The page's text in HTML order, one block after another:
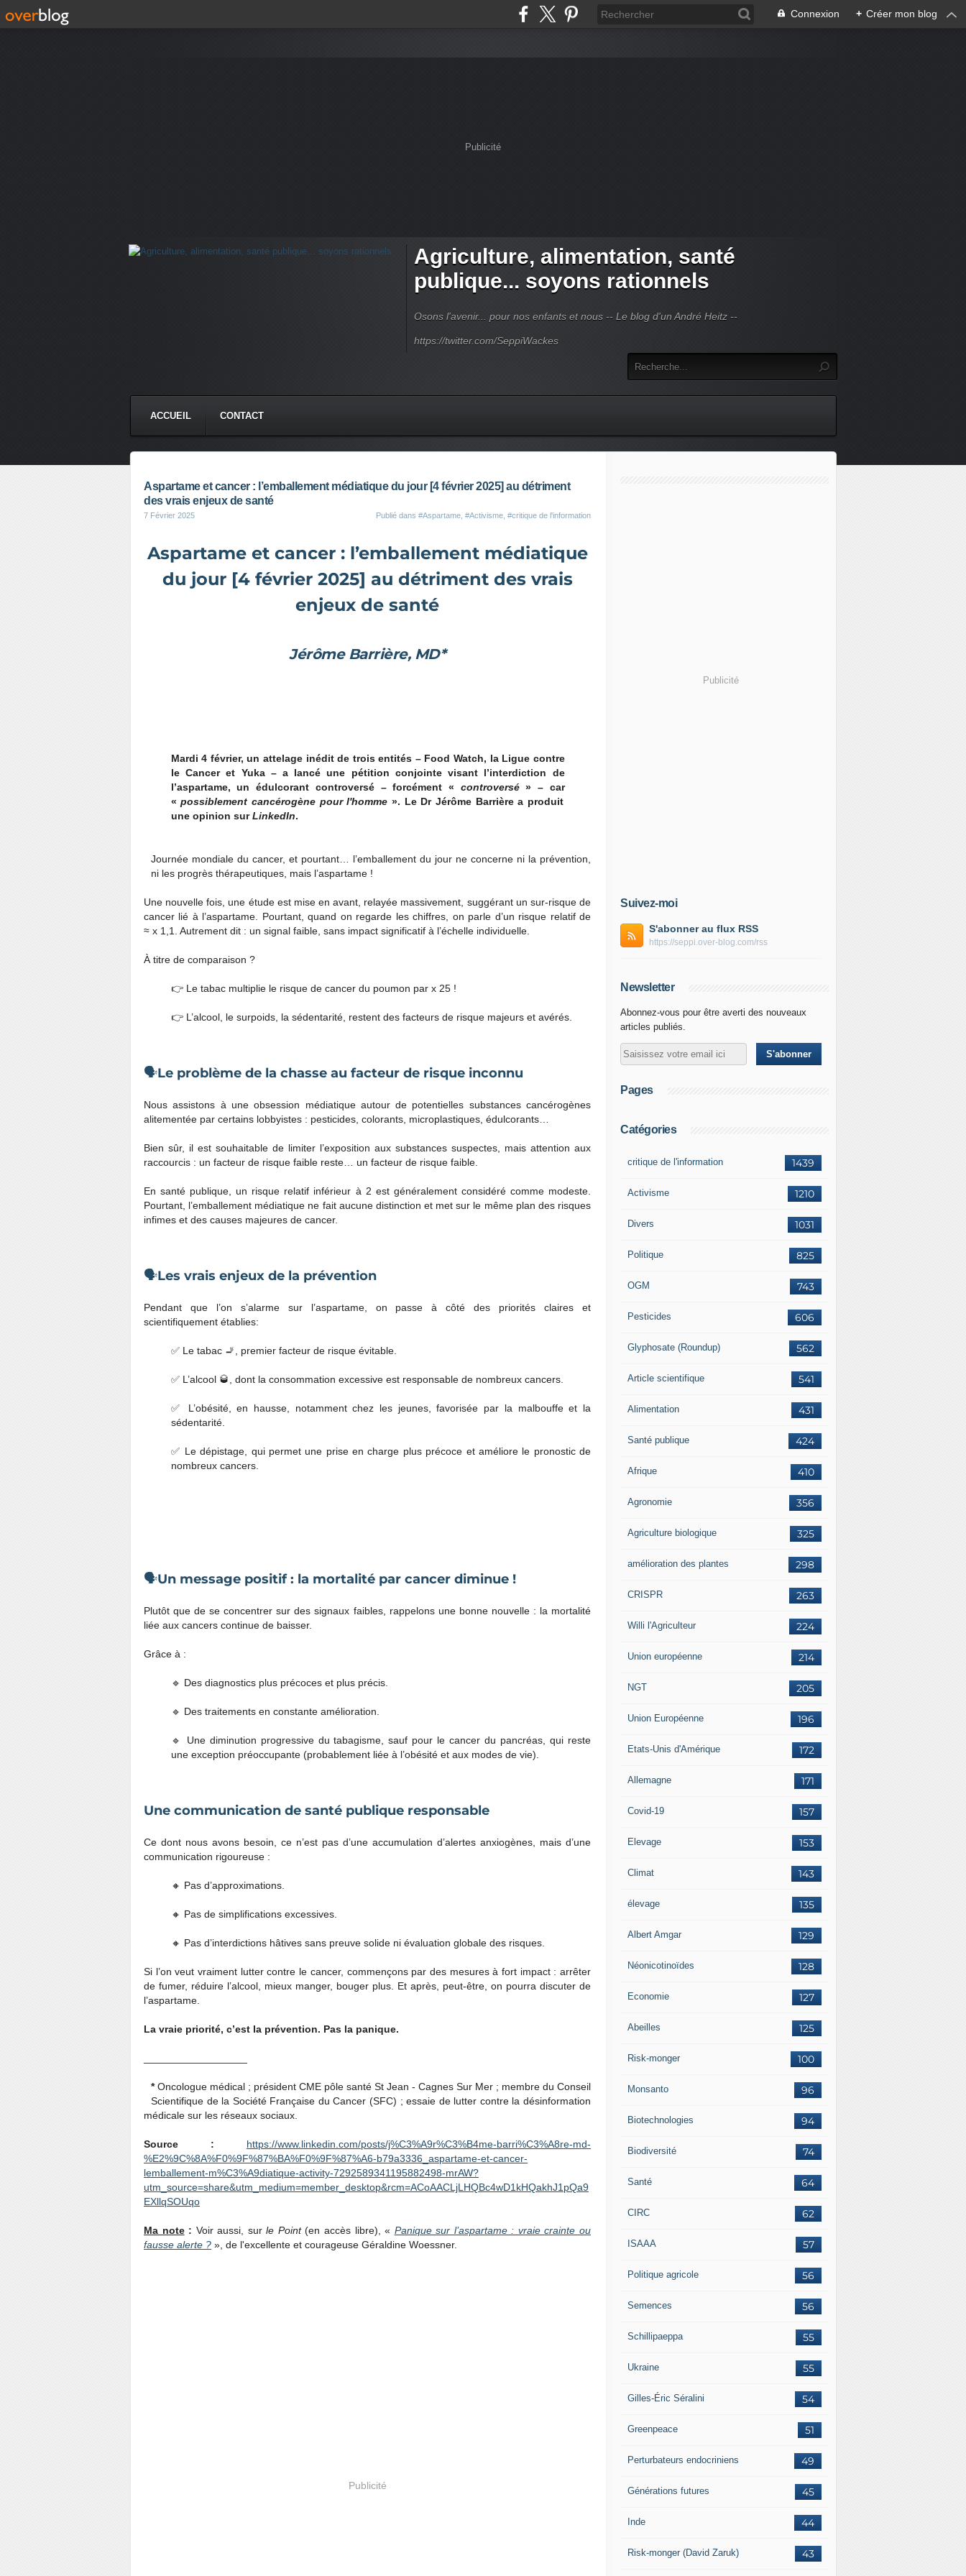
Connexion + Créer mon blog
Publicité
Agriculture, alimentation, santé
publique... soyons rationnels
Osons l'avenir... pour nos enfants et nous -- Le blog d'un André Heitz --
https://twitter.com/SeppiWackes
ACCUEIL CONTACT
Aspartame et cancer : l’emballement médiatique du jour [4 février 2025] au détriment
des vrais enjeux de santé
7 Février 2025 Publié dans #Aspartame #Activisme #critique de l'information
Aspartame et cancer : l’emballement médiatique
du jour [4 février 2025] au détriment des vrais
enjeux de santé
Jérôme Barrière, MD*
Mardi 4 février, un attelage inédit de trois entités – Food Watch, la Ligue contre
le Cancer et Yuka – a lancé une pétition conjointe visant l’interdiction de
l’aspartame, un édulcorant controversé – forcément « controversé» – car
«possiblement cancérogène pour l'homme ». Le Dr Jérôme Barrière a produit
une opinion surLinkedIn.
Journée mondiale du cancer, et pourtant… l’emballement du jour ne concerne ni la prévention,
ni les progrès thérapeutiques, mais l’aspartame !
Une nouvelle fois, une étude est mise en avant, relayée massivement, suggérant un sur-risque de
cancer lié à l’aspartame. Pourtant, quand on regarde les chiffres, on parle d’un risque relatif de
≈ x 1,1. Autrement dit : un signal faible, sans impact significatif à l’échelle individuelle.
À titre de comparaison ?
👉 Le tabac multiplie le risque de cancer du poumon par x 25 !
👉 L’alcool, le surpoids, la sédentarité, restent des facteurs de risque majeurs et avérés.
🗣️Le problème de la chasse au facteur de risque inconnu
Nous assistons à une obsession médiatique autour de potentielles substances cancérogènes
alitementée par certains lobbyistes : pesticides, colorants, microplastiques, édulcorants…
Bien sûr, il est souhaitable de limiter l’exposition aux substances suspectes, mais attention aux
raccourcis : un facteur de risque faible reste… un facteur de risque faible.
En santé publique, un risque relatif inférieur à 2 est généralement considéré comme modeste.
Pourtant, l’emballement médiatique ne fait aucune distinction et met sur le même plan des risques
infimes et des causes majeures de cancer.
🗣️Les vrais enjeux de la prévention
Pendant que l’on s’alarme sur l’aspartame, on passe à côté des priorités claires et
scientifiquement établies:
✅ Le tabac 🚬, premier facteur de risque évitable.
✅ L’alcool 🥃, dont la consommation excessive est responsable de nombreux cancers.
✅ L’obésité, en hausse, notamment chez les jeunes, favorisée par la malbouffe et la
sédentarité.
✅ Le dépistage, qui permet une prise en charge plus précoce et améliore le pronostic de
nombreux cancers.
🗣️Un message positif : la mortalité par cancer diminue !
Plutôt que de se concentrer sur des signaux faibles, rappelons une bonne nouvelle : la mortalité
liée aux cancers continue de baisser.
Grâce à :
🔹 Des diagnostics plus précoces et plus précis.
🔹 Des traitements en constante amélioration.
🔹 Une diminution progressive du tabagisme, sauf pour le cancer du pancréas, qui reste
une exception préoccupante (probablement liée à l’obésité et aux modes de vie).
Une communication de santé publique responsable
Ce dont nous avons besoin, ce n’est pas d’une accumulation d’alertes anxiogènes, mais d’une
communication rigoureuse :
🔸 Pas d’approximations.
🔸 Pas de simplifications excessives.
🔸 Pas d’interdictions hâtives sans preuve solide ni évaluation globale des risques.
Si l’on veut vraiment lutter contre le cancer, commençons par des mesures à fort impact : arrêter
de fumer, réduire l’alcool, mieux manger, bouger plus. Et après, peut-être, on pourra discuter de
l’aspartame.
La vraie priorité, c’est la prévention. Pas la panique.
*Oncologue médical ; président CME pôle santé St Jean - Cagnes Sur Mer ; membre du Conseil
Scientifique de la Société Française du Cancer (SFC) ; essaie de lutter contre la désinformation
médicale sur les réseaux sociaux.
Source :
https://www.linkedin.com/posts/j%C3%A9r%C3%B4me-barri%C3%A8re-md-
%E2%9C%8A%F0%9F%87%BA%F0%9F%87%A6-b79a3336_aspartame-et-cancer-
lemballement-m%C3%A9diatique-activity-7292589341195882498-mrAW?
utm_source=share&utm_medium=member_desktop&rcm=ACoAACLjLHQBc4wD1kHQakhJ1pQa9
EXllqSOUqo
Ma note: Voir aussi, surle Point(en accès libre), « Panique sur l’aspartame : vraie crainte ou
fausse alerte ? », de l'excellente et courageuse Géraldine Woessner.
Publicité
Publicité
Suivez-moi
S'abonner au flux RSS
https://seppi.over-blog.com/rss
Newsletter
Abonnez-vous pour être averti des nouveaux
articles publiés.
Pages
Catégories
1439
critique de l'information
1210
Activisme
1031
Divers
825
Politique
743
OGM
606
Pesticides
562
Glyphosate (Roundup)
541
Article scientifique
431
Alimentation
424
Santé publique
410
Afrique
356
Agronomie
325
Agriculture biologique
298
amélioration des plantes
263
CRISPR
224
Willi l'Agriculteur
214
Union européenne
205
NGT
196
Union Européenne
172
Etats-Unis d'Amérique
171
Allemagne
157
Covid-19
153
Elevage
143
Climat
135
élevage
129
Albert Amgar
128
Néonicotinoïdes
127
Economie
125
Abeilles
100
Risk-monger
96
Monsanto
94
Biotechnologies
74
Biodiversité
64
Santé
62
CIRC
57
ISAAA
56
Politique agricole
56
Semences
55
Schillipaeppa
55
Ukraine
54
Gilles-Éric Séralini
51
Greenpeace
49
Perturbateurs endocriniens
45
Générations futures
44
Inde
43
Risk-monger (David Zaruk)